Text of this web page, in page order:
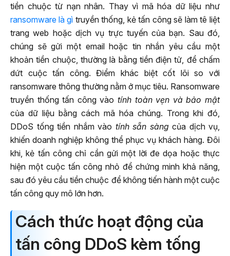
tiền chuộc từ nạn nhân. Thay vì mã hóa dữ liệu như
ransomware là gì truyền thống, kẻ tấn công sẽ làm tê liệt
trang web hoặc dịch vụ trực tuyến của bạn. Sau đó,
chúng sẽ gửi một email hoặc tin nhắn yêu cầu một
khoản tiền chuộc, thường là bằng tiền điện tử, để chấm
dứt cuộc tấn công. Điểm khác biệt cốt lõi so với
ransomware thông thường nằm ở mục tiêu. Ransomware
truyền thống tấn công vào tính toàn vẹn và bảo mật
của dữ liệu bằng cách mã hóa chúng. Trong khi đó,
DDoS tống tiền nhắm vào tính sẵn sàngcủa dịch vụ,
khiến doanh nghiệp không thể phục vụ khách hàng. Đôi
khi, kẻ tấn công chỉ cần gửi một lời đe dọa hoặc thực
hiện một cuộc tấn công nhỏ để chứng minh khả năng,
sau đó yêu cầu tiền chuộc để không tiến hành một cuộc
tấn công quy mô lớn hơn.
Cách thức hoạt động của
tấn công DDoS kèm tống